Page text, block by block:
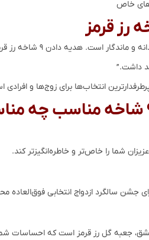
خاص
داشت.”
انتخاب‌ها برای زوج‌ها و
شما را خاص‌تر و خاطره‌انگیزتر کند.
جشن سالگرد ازدواج انتخابی
جعبه گل رز قرمز است که احساسات